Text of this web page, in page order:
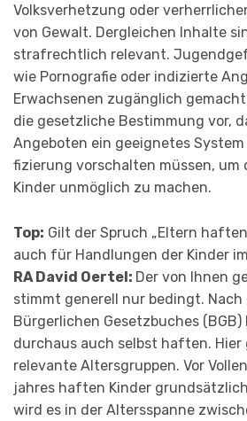
Volksverhetzung oder
von Gewalt. Dergleichen Inhalte
strafrechtlich relevant.
wie Porno­gra­fie oder indizierte
Erwachsenen zugänglich
die gesetzliche Bestim­mung vor,
Angeboten ein geeignetes
fizierung vorschalten müssen, um
Kinder unmöglich zu machen.
Top: Gilt der Spruch „Eltern
auch für Handlungen der Kinder
RA David Oertel: Der von Ihnen
stimmt generell nur bedingt. Nach
Bürgerlichen Gesetzbuches (BGB)
durchaus auch selbst haften. Hier
relevante Altersgruppen. Vor
jahres haften Kinder
wird es in der Alters­spanne